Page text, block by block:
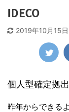
IDECO
2019年10月15日
個人型確定拠
昨年からできる